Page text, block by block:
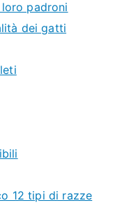
padroni
dei gatti
12 tipi di razze